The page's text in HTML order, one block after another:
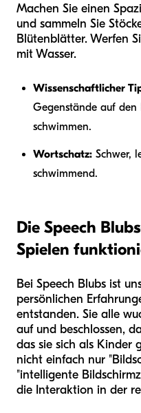
Machen Sie einen
und sammeln Sie
Blütenblätter. Werfen
mit Wasser.
Wissenschaftlicher
Gegenstände auf den
schwimmen.
Wortschatz: Schwer,
schwimmend.
Die Speech
Spielen
Bei Speech Blubs ist
persönlichen
entstanden. Sie alle
auf und beschlossen,
das sie sich als Kinder
nicht einfach nur
"intelligente
die Interaktion in der